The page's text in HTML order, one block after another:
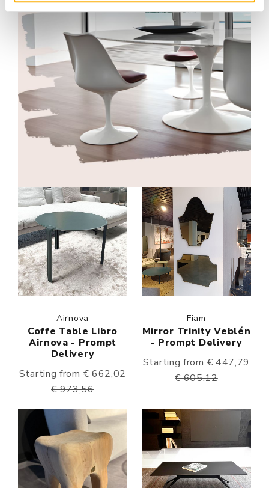
Airnova
Coffe Table Libro
Airnova - Prompt
Delivery
Starting from € 662,02
€ 973,56
Fiam
Mirror Trinity Veblén
- Prompt Delivery
Starting from € 447,79
€ 605,12